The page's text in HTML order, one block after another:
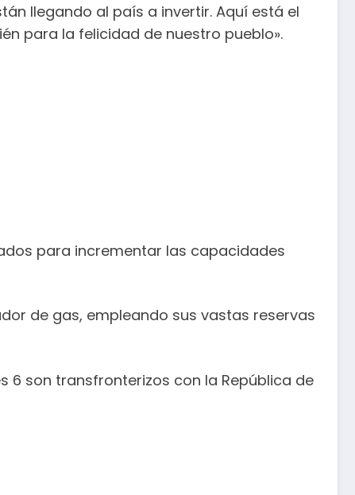
llegando al país a invertir. Aquí está el
para la felicidad de nuestro pueblo».
para incrementar las capacidades
de gas, empleando sus vastas reservas
6 son transfronterizos con la República de